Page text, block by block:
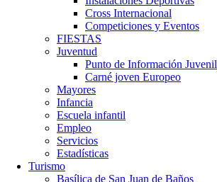
Cross Internacional
Competiciones y Eventos
FIESTAS
Juventud
Punto de Información Juvenil
Carné joven Europeo
Mayores
Infancia
Escuela infantil
Empleo
Servicios
Estadísticas
Turismo
Basílica de San Juan de Baños